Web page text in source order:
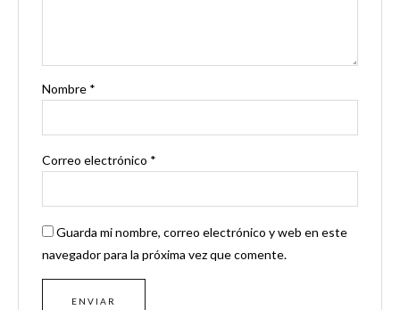
Nombre *
Correo electrónico *
Guarda mi nombre, correo electrónico y web en este
navegador para la próxima vez que comente.